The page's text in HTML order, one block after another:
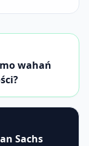
wahań
Sachs